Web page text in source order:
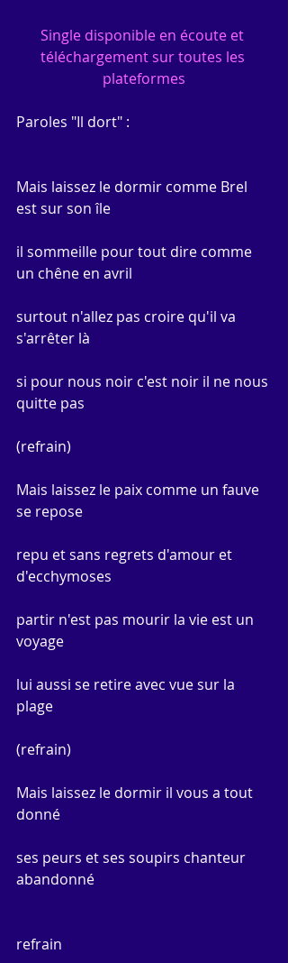
Single disponible en écoute et
téléchargement sur toutes les
plateformes
Paroles "Il dort" :
Mais laissez le dormir comme Brel
est sur son île
il sommeille pour tout dire comme
un chêne en avril
surtout n'allez pas croire qu'il va
s'arrêter là
si pour nous noir c'est noir il ne nous
quitte pas
(refrain)
Mais laissez le paix comme un fauve
se repose
repu et sans regrets d'amour et
d'ecchymoses
partir n'est pas mourir la vie est un
voyage
lui aussi se retire avec vue sur la
plage
(refrain)
Mais laissez le dormir il vous a tout
donné
ses peurs et ses soupirs chanteur
abandonné
refrain